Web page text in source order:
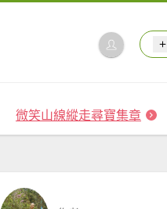
微笑山線縱走尋寶集章